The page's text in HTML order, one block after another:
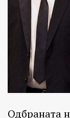
Одбраната